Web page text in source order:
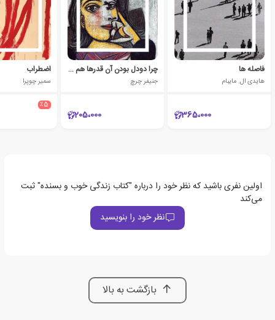
فاصله ها
هایدی ال. مایبام
365،000
چرا دودل بودن آن قدرها هم بد نیست؟
جنیفر چرچ
205،000
اضطراب
سمیر چوپرا
٪5
اولین نفری باشید که نظر خود را درباره "کتاب زندگی خوب و بسنده" ثبت
می‌کند
نظر خود را بنویسید
بازگشت به بالا